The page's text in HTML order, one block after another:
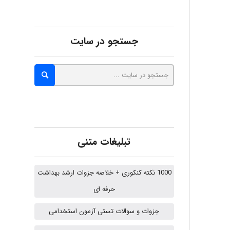
malekf
abolfazlkoshehe
A.balandeh
جستجو در سایت
تبلیغات متنی
1000 نکته کنکوری + خلاصه جزوات ارشد بهداشت
حرفه ای
جزوات و سوالات تستی آزمون استخدامی